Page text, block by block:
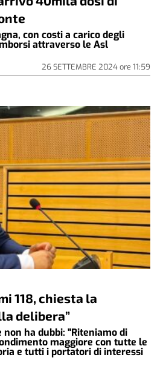
con costi a carico degli
attraverso le Asl
26 SETTEMBRE 2024ore 11:59
118, chiesta la
delibera”
non ha dubbi: "Riteniamo di
maggiore con tutte le
e tutti i portatori di interessi